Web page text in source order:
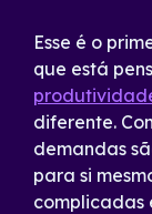
Esse é o
que está
diferente.
demandas
para si
complicadas